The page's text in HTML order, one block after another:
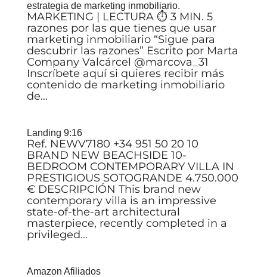
estrategia de marketing inmobiliario.
MARKETING | LECTURA ⏱ 3 MIN. 5
razones por las que tienes que usar
marketing inmobiliario “Sigue para
descubrir las razones” Escrito por Marta
Company Valcárcel @marcova_31
Inscríbete aquí si quieres recibir más
contenido de marketing inmobiliario
de...
Landing 9:16
Ref. NEWV7180 +34 951 50 20 10
BRAND NEW BEACHSIDE 10-
BEDROOM CONTEMPORARY VILLA IN
PRESTIGIOUS SOTOGRANDE 4.750.000
€ DESCRIPCIÓN This brand new
contemporary villa is an impressive
state-of-the-art architectural
masterpiece, recently completed in a
privileged...
Amazon Afiliados